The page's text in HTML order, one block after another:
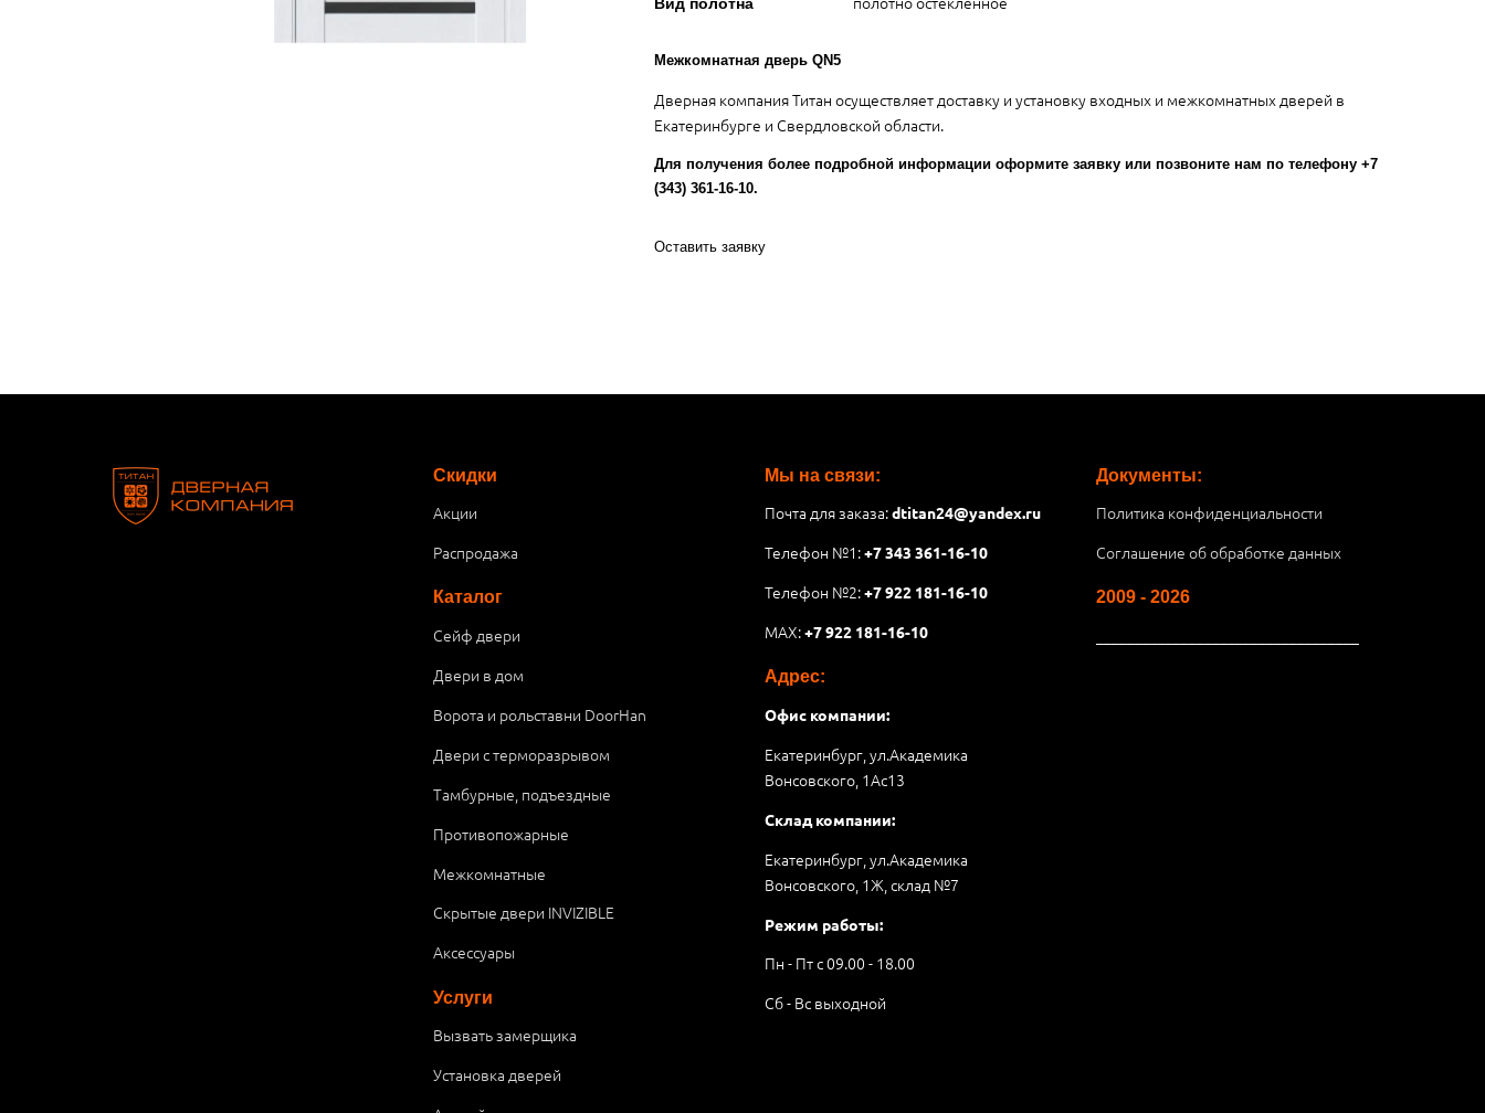
Межкомнатная дверь QN5
Дверная компания Титан осуществляет доставку и установку входных и межкомнатных дверей в
Екатеринбурге и Свердловской области.
Для получения более подробной информации оформите заявку или позвоните нам по телефону +7
(343) 361-16-10.
Оставить заявку
Скидки
Акции
Распродажа
Каталог
Сейф двери
Двери в дом
Ворота и рольставни DoorHan
Двери с терморазрывом
Тамбурные, подъездные
Противопожарные
Межкомнатные
Скрытые двери INVIZIBLE
Аксессуары
Услуги
Вызвать замерщика
Установка дверей
Мы на связи:
Почта для заказа:dtitan24@yandex.ru
Телефон №1:+7 343 361-16-10
Телефон №2:+7 922 181-16-10
MAX:+7 922 181-16-10
Адрес:
Офис компании:
Екатеринбург, ул.Академика
Вонсовского, 1Аc13
Склад компании:
Екатеринбург, ул.Академика
Вонсовского, 1Ж, склад №7
Режим работы:
Пн - Пт с 09.00 - 18.00
Сб - Вс выходной
Документы:
Политика конфиденциальности
Соглашение об обработке данных
2009 - 2026